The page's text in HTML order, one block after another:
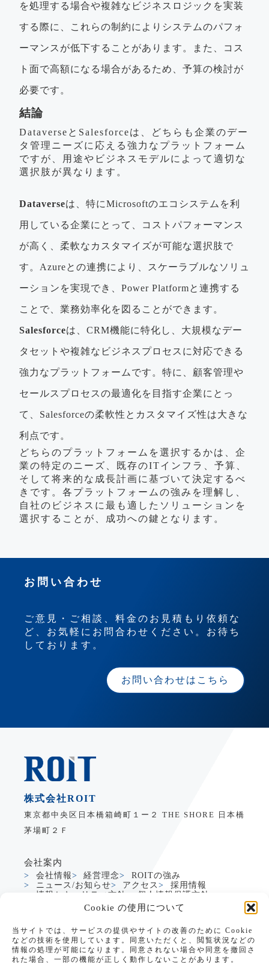
Cookie の使用について
当サイトでは、サービスの提供やサイトの改善のために Cookie
などの技術を使用しています。同意いただくと、閲覧状況などの
情報の処理が可能になります。同意されない場合や同意を撤回さ
れた場合、一部の機能が正しく動作しないことがあります。
を処理する場合や複雑なビジネスロジックを実装
する際に、これらの制約によりシステムのパフォ
ーマンスが低下することがあります。また、コス
ト面で高額になる場合があるため、予算の検討が
必要です。
結論
DataverseとSalesforceは、どちらも企業のデー
タ管理ニーズに応える強力なプラットフォーム
ですが、用途やビジネスモデルによって適切な
選択肢が異なります。
Dataverseは、特にMicrosoftのエコシステムを利
用している企業にとって、コストパフォーマンス
が高く、柔軟なカスタマイズが可能な選択肢で
す。Azureとの連携により、スケーラブルなソリュ
ーションを実現でき、Power Platformと連携する
ことで、業務効率化を図ることができます。
Salesforceは、CRM機能に特化し、大規模なデー
タセットや複雑なビジネスプロセスに対応できる
強力なプラットフォームです。特に、顧客管理や
セールスプロセスの最適化を目指す企業にとっ
て、Salesforceの柔軟性とカスタマイズ性は大きな
利点です。
どちらのプラットフォームを選択するかは、企
業の特定のニーズ、既存のITインフラ、予算、
そして将来的な成長計画に基づいて決定するべ
きです。各プラットフォームの強みを理解し、
自社のビジネスに最も適したソリューションを
選択することが、成功への鍵となります。
お問い合わせ
ご意見・ご相談、料金のお見積もり依頼な
ど、お気軽にお問合わせください。お待ち
しております。
お問い合わせはこちら
株式会社ROIT
東京都中央区日本橋箱崎町１ー２ THE SHORE 日本橋
茅場町２Ｆ
会社案内
会社情報 経営理念
ROITの強み
ニュース/お知らせ
アクセス
採用情報
情報セキュリティ方針
個人情報保護方針
製造業DXサービス
グローバルDXサービス
Dynamics365支援
生成AI活用支援
PowerApps支援